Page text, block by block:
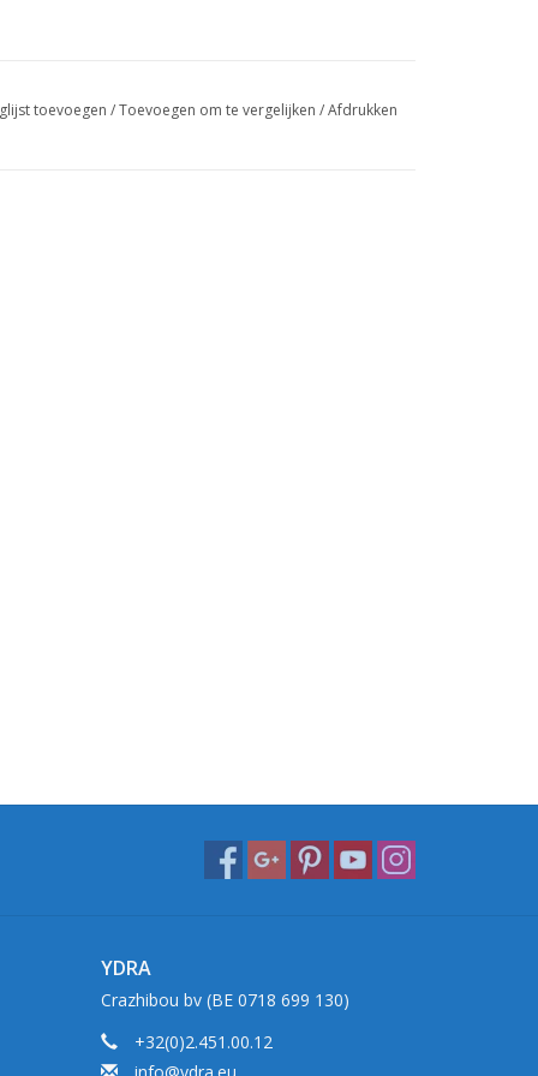
toevoegen /Toevoegen om te vergelijken /Afdrukken
YDRA
Crazhibou bv (BE 0718 699 130)
+32(0)2.451.00.12